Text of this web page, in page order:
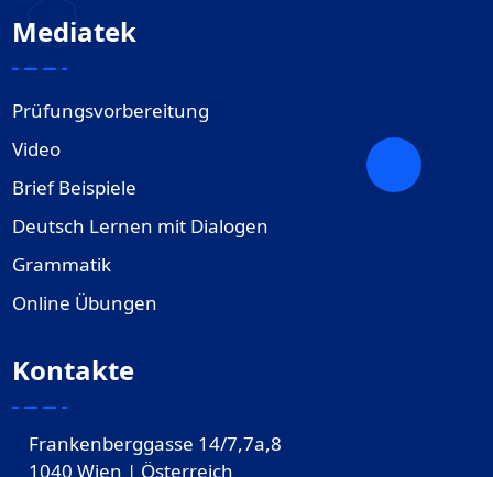
Mediatek
Prüfungsvorbereitung
Video
Brief Beispiele
Deutsch Lernen mit Dialogen
Grammatik
Online Übungen
Kontakte
Frankenberggasse 14/7,7a,8
1040 Wien | Österreich